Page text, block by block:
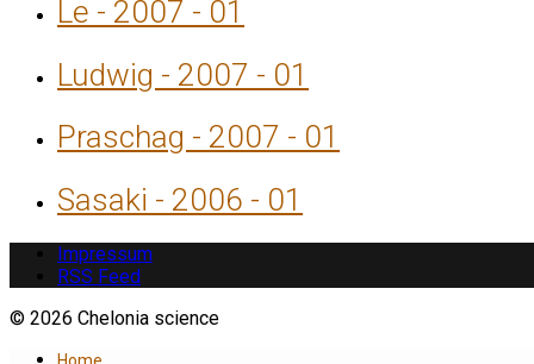
Le - 2007 - 01
Ludwig - 2007 - 01
Praschag - 2007 - 01
Sasaki - 2006 - 01
Impressum
RSS Feed
© 2026 Chelonia science
Home